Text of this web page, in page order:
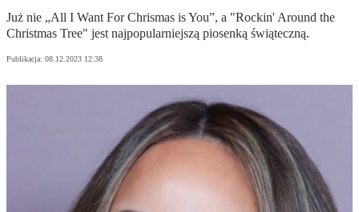
Już nie „All I Want For Chrismas is You”, a "Rockin' Around the
Christmas Tree" jest najpopularniejszą piosenką świąteczną.
Publikacja: 08.12.2023 12:38